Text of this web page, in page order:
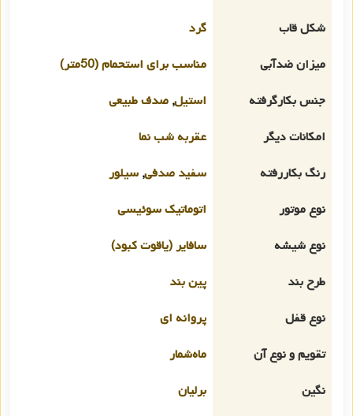
شکل قاب
گرد
میزان ضدآبی
مناسب برای استحمام (50متر)
جنس بکارگرفته
استیل, صدف طبیعی
امکانات دیگر
عقربه شب نما
رنگ بکاررفته
سفید صدفی, سیلور
نوع موتور
اتوماتیک سوئیسی
نوع شیشه
سافایر (یاقوت کبود)
طرح بند
پین بند
نوع قفل
پروانه ای
تقویم و نوع آن
ماه‌شمار
نگین
برلیان